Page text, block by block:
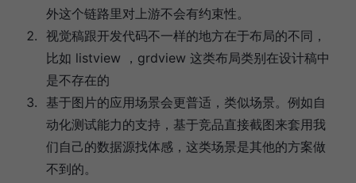
外这个链路里对上游不会有约束性。
视觉稿跟开发代码不一样的地方在于布局的不同，
比如 listview ，grdview 这类布局类别在设计稿中
是不存在的
基于图片的应用场景会更普适，类似场景。例如自
动化测试能力的支持，基于竞品直接截图来套用我
们自己的数据源找体感，这类场景是其他的方案做
不到的。